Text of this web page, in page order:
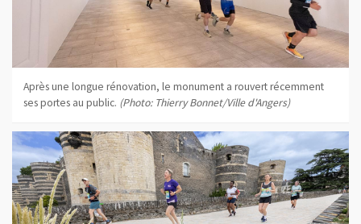
Après une longue rénovation, le monument a rouvert récemment
ses portes au public. (Photo: Thierry Bonnet/Ville d'Angers)